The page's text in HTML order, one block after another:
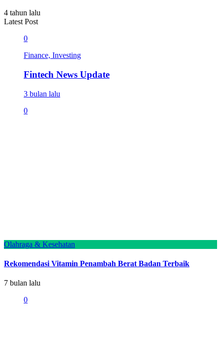
4 tahun lalu
Latest Post
0
Finance, Investing
Fintech News Update
3 bulan lalu
0
Olahraga & Kesehatan
Rekomendasi Vitamin Penambah Berat Badan Terbaik
7 bulan lalu
0